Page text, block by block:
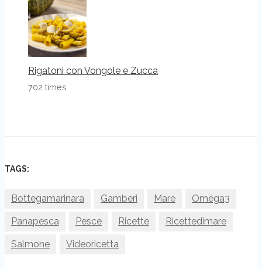
Rigatoni con Vongole e Zucca
702 times
TAGS:
Bottegamarinara Gamberi Mare Omega3
Panapesca Pesce Ricette Ricettedimare
Salmone Videoricetta